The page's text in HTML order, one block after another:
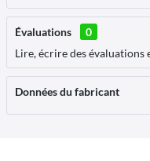
Évaluations
0
Lire, écrire des évaluations
Données du fabricant